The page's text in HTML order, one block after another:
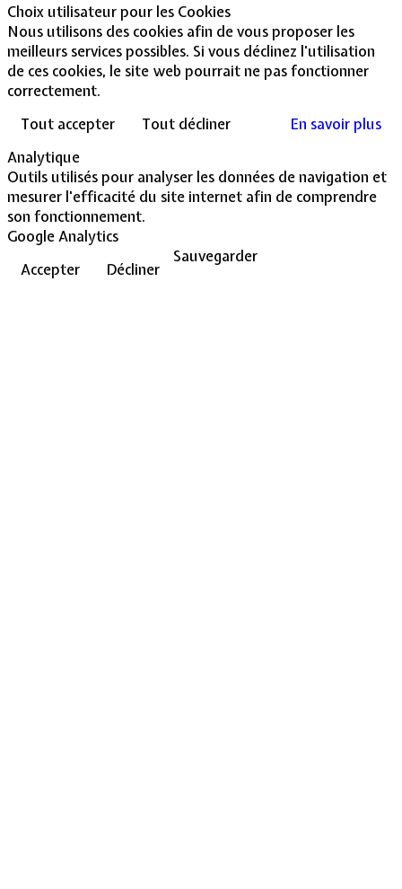
Choix utilisateur pour les Cookies
Nous utilisons des cookies afin de vous proposer les
meilleurs services possibles. Si vous déclinez l'utilisation
de ces cookies, le site web pourrait ne pas fonctionner
correctement.
Tout accepter
Tout décliner
En savoir plus
Analytique
Outils utilisés pour analyser les données de navigation et
mesurer l'efficacité du site internet afin de comprendre
son fonctionnement.
Google Analytics
Accepter
Décliner
Sauvegarder